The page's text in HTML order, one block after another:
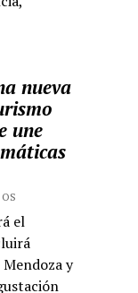
nueva
une
el
y